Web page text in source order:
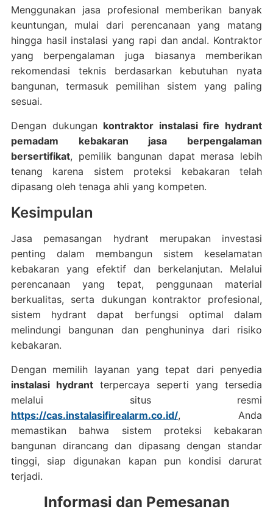
Menggunakan jasa profesional memberikan banyak
keuntungan, mulai dari perencanaan yang matang
hingga hasil instalasi yang rapi dan andal. Kontraktor
yang berpengalaman juga biasanya memberikan
rekomendasi teknis berdasarkan kebutuhan nyata
bangunan, termasuk pemilihan sistem yang paling
sesuai.
Dengan dukungan kontraktor instalasi fire hydrant
pemadam kebakaran jasa berpengalaman
bersertifikat, pemilik bangunan dapat merasa lebih
tenang karena sistem proteksi kebakaran telah
dipasang oleh tenaga ahli yang kompeten.
Kesimpulan
Jasa pemasangan hydrant merupakan investasi
penting dalam membangun sistem keselamatan
kebakaran yang efektif dan berkelanjutan. Melalui
perencanaan yang tepat, penggunaan material
berkualitas, serta dukungan kontraktor profesional,
sistem hydrant dapat berfungsi optimal dalam
melindungi bangunan dan penghuninya dari risiko
kebakaran.
Dengan memilih layanan yang tepat dari penyedia
instalasi hydrantterpercaya seperti yang tersedia
melalui situs resmi
https://cas.instalasifirealarm.co.id/, Anda
memastikan bahwa sistem proteksi kebakaran
bangunan dirancang dan dipasang dengan standar
tinggi, siap digunakan kapan pun kondisi darurat
terjadi.
Informasi dan Pemesanan